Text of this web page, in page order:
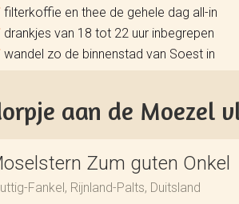
filterkoffie en thee de gehele dag all-in
drankjes van 18 tot 22 uur inbegrepen
wandel zo de binnenstad van Soest in
aan de Moezel
Zum guten Onkel
Fankel, Rijnland-Palts, Duitsland